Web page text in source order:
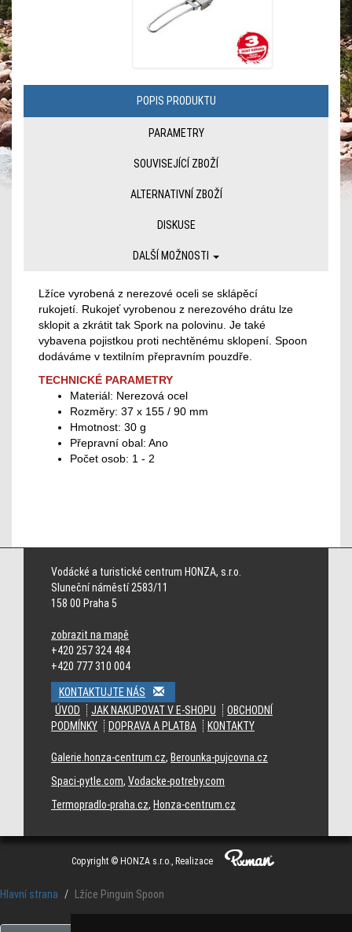
POPIS PRODUKTU
PARAMETRY
SOUVISEJÍCÍ ZBOŽÍ
ALTERNATIVNÍ ZBOŽÍ
DISKUSE
DALŠÍ MOŽNOSTI
Lžíce vyrobená z nerezové oceli se sklápěcí
rukojetí. Rukojeť vyrobenou z nerezového drátu lze
sklopit a zkrátit tak Spork na polovinu. Je také
vybavena pojistkou proti nechtěnému sklopení. Spoon
dodáváme v textilním přepravním pouzdře.
TECHNICKÉ PARAMETRY
Materiál: Nerezová ocel
Rozměry: 37 x 155 / 90 mm
Hmotnost: 30 g
Přepravní obal: Ano
Počet osob: 1 - 2
Denver Broncos jerseys Detroit Lions jerseys Green Bay Packers jerseys
Houston Texans jerseysIndianapolis Colts jerseys
Vodácké a turistické centrum HONZA, s.r.o.
Sluneční náměstí 2583/11
158 00 Praha 5
zobrazit na mapě
+420 257 324 484
+420 777 310 004
KONTAKTUJTE NÁS
ÚVOD
JAK NAKUPOVAT V E-SHOPU
OBCHODNÍ
PODMÍNKY
DOPRAVA A PLATBA KONTAKTY
Galerie.honza-centrum.cz, Berounka-pujcovna.cz
Spaci-pytle.com, Vodacke-potreby.com
Termopradlo-praha.cz, Honza-centrum.cz
Copyright © HONZA s.r.o., Realizace
Hlavní strana Lžíce Pinguin Spoon